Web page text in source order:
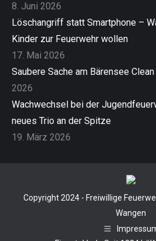
8. Juni 2026
Löschangriff statt Smartphone –
Kinder zur Feuerwehr wollen
17. Mai 2026
Saubere Sache am Bärensee
2026
Wachwechsel bei der
neues Trio an der Spitze
19. März 2026
Copyright 2024 - Freiwillige
Wangen